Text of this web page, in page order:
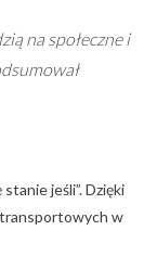
na społeczne i
jeśli”. Dzięki
w